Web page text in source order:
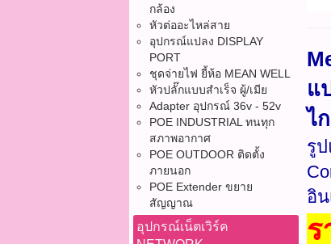
กล้อง
หัวต่ออะไหล่สาย
อุปกรณ์แปลง DISPLAY
PORT
ชุดจ่ายไฟ ยี้ห้อ MEAN WELL
หัวปลั๊กแบบสำเร็จ ผู้/เมีย
Adapter อุปกรณ์ 36v - 52v
POE INDUSTRIAL ทนทุก
สภาพอากาศ
POE OUTDOOR ติดตั้ง
ภายนอก
POE Extender ขยาย
สัญญาณ
อุปกรณ์เน็ตเวิร์ค
แ
ไ
รู
อิ
ร